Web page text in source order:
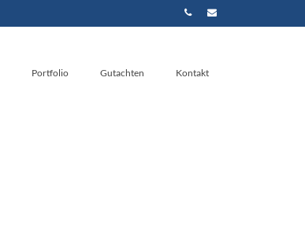
Portfolio Gutachten Kontakt